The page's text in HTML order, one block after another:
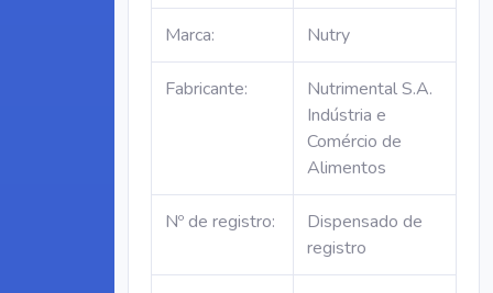
Marca: Nutry
Fabricante:
Nutrimental S.A.
Indústria e
Comércio de
Alimentos
Nº de registro:
Dispensado de
registro